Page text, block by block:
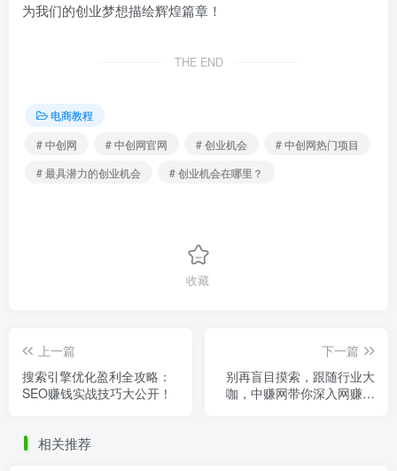
为我们的创业梦想描绘辉煌篇章！
THE END
电商教程
# 中创网
# 中创网官网 # 创业机会
# 中创网热门项目
# 最具潜力的创业机会
# 创业机会在哪里？
收藏
上一篇
搜索引擎优化盈利全攻略：
SEO赚钱实战技巧大公开！
下一篇
别再盲目摸索，跟随行业大
咖，中赚网带你深入网赚实
相关推荐